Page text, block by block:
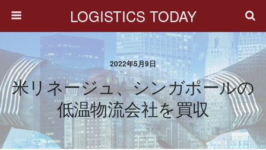
LOGISTICS TODAY
2022年5月9日
米リネージュ、シンガポールの
低温物流会社を買収